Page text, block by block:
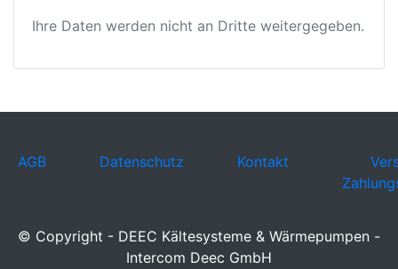
Ihre Daten werden nicht an Dritte weitergegeben.
AGB Datenschutz Kontakt
© Copyright - DEEC Kältesysteme & Wärmepumpen -
Intercom Deec GmbH